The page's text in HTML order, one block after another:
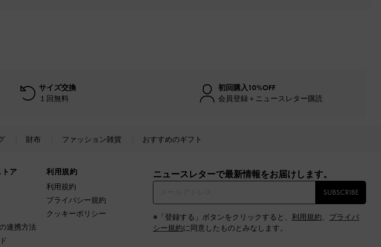
サイズ交換
１回無料
初回購入10%OFF
会員登録＋ニュースレター購読
財布 ファッション雑貨 おすすめのギフト
ア
連携方法
利用規約
利用規約
プライバシー規約
クッキーポリシー
ニュースレターで最新情報をお届けします。​
SUBSCRIBE
※「登録する」ボタンをクリックすると、 利用規約、 プライバ
シー規約に同意したものとみなします。